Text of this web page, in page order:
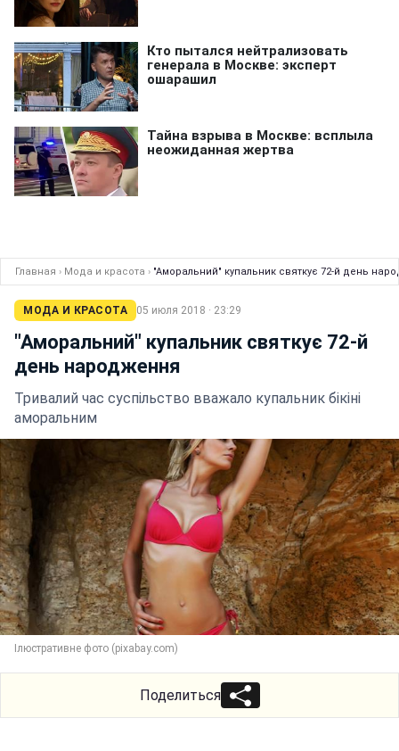
Главная › Мода и красота › "Аморальний" купальник святкує 72-й день
МОДА И КРАСОТА 05 июля 2018 · 23:29
"Аморальний" купальник святкує 72-й
день народження
Тривалий час суспільство вважало купальник бікіні
аморальним
Iлюстративне фото (pixabay.com)
Поделиться